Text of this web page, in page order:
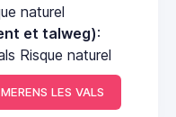
naturel
et talweg):
Risque naturel
LES VALS